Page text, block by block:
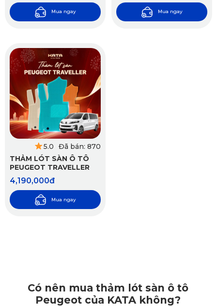
Mua ngay Mua ngay
5.0
Đã bán: 870
THẢM LÓT SÀN Ô TÔ
PEUGEOT TRAVELLER
4,190,000đ
Mua ngay
Có nên mua thảm lót sàn ô tô
Peugeot của KATA không?